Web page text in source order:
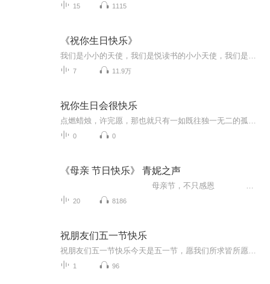
15 1115
《祝你生日快乐》
7 11.9万
祝你生日会很快乐
0 0
《母亲 节日快乐》 青妮之声
20 8186
祝朋友们五一节快乐
1 96